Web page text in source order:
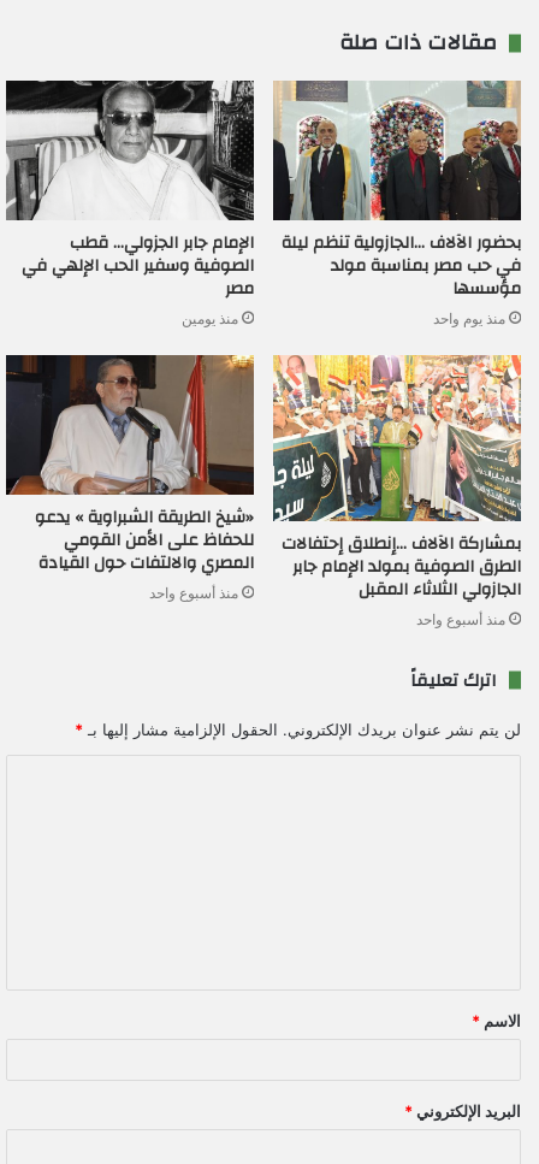
مقالات ذات صلة
بحضور الآلاف …الجازولية تنظم ليلة
في حب مصر بمناسبة مولد
مؤسسها
منذ يوم واحد
الإمام جابر الجزولي… قطب
الصوفية وسفير الحب الإلهي في
مصر
منذ يومين
بمشاركة الآلاف …إنطلاق إحتفالات
الطرق الصوفية بمولد الإمام جابر
الجازولي الثلاثاء المقبل
منذ أسبوع واحد
«شيخ الطريقة الشبراوية » يدعو
للحفاظ على الأمن القومي
المصري والالتفات حول القيادة
منذ أسبوع واحد
اترك تعليقاً
لن يتم نشر عنوان بريدك الإلكتروني. الحقول الإلزامية مشار إليها بـ *
ق
*
الاسم *
البريد الإلكتروني *